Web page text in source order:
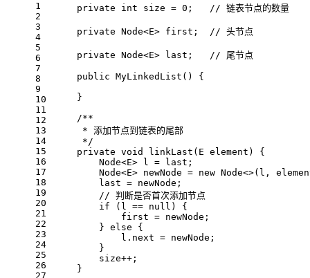
1
2
3
4
5
6
7
8
9
10
11
12
13
14
15
16
17
18
19
20
21
22
23
24
25
26
27
private int size = 0 ; // 链表节点的数量
private Node<E> first; // 头节点
private Node<E> last; // 尾节点
public MyLinkedList ()
{
    }
/**
     * 添加节点到链表的尾部
     */
private void linkLast (E element)
{
        Node<E> l = last;
        Node<E> newNode =
new Node<>(l,
        last = newNode;
// 判断是否首次添加节点
if (l == null ) {
            first = newNode;
        }
else {
            l.next = newNode;
        }
        size++;
    }